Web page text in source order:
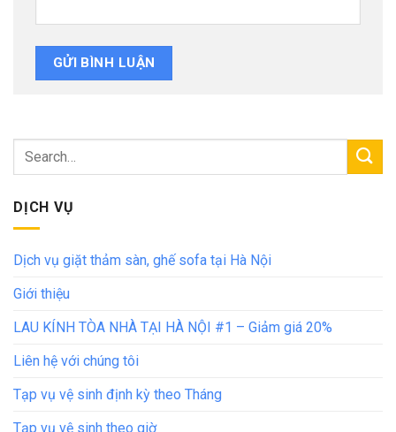
DỊCH VỤ
Dịch vụ giặt thảm sàn, ghế sofa tại Hà Nội
Giới thiệu
LAU KÍNH TÒA NHÀ TẠI HÀ NỘI #1 – Giảm giá 20%
Liên hệ với chúng tôi
Tạp vụ vệ sinh định kỳ theo Tháng
Tạp vụ vệ sinh theo giờ